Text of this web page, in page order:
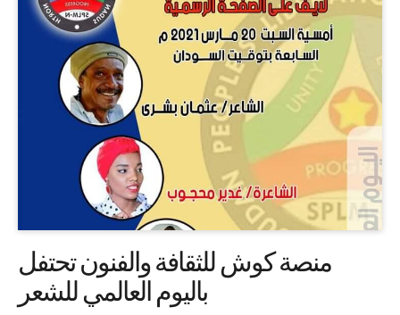
منصة كوش للثقافة والفنون تحتفل
باليوم العالمي للشعر